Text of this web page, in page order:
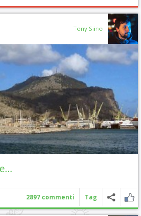
Tony Siino
2897 commenti Tag